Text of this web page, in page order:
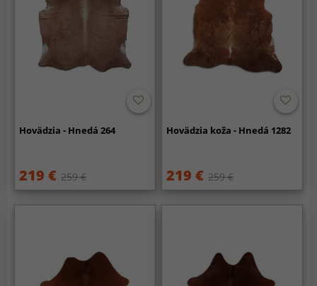
Hovädzia - Hnedá 264
219 € 259 €
Hovädzia koža - Hnedá 1282
219 € 259 €